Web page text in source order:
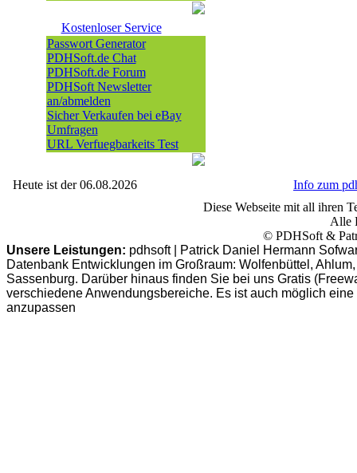
Kostenloser Service
Passwort Generator
PDHSoft.de Chat
PDHSoft.de Forum
PDHSoft Newsletter
an/abmelden
Sicher Verkaufen bei eBay
Umfragen
URL Verfuegbarkeits Test
Heute ist der 06.08.2026
Info zum
Diese Webseite mit all ihren
Alle
© PDHSoft &
Unsere Leistungen: pdhsoft | Patrick Daniel Hermann
Datenbank Entwicklungen im Großraum: Wolfenbüttel,
Sassenburg. Darüber hinaus finden Sie bei uns Gratis
verschiedene Anwendungsbereiche. Es ist auch möglich
anzupassen